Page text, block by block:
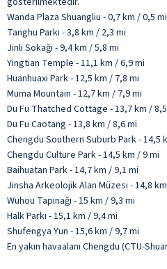
Wanda Plaza Shuangliu - 0,7 km / 0,5 mi
Tanghu Parkı - 3,8 km / 2,3 mi
Jinli Sokağı - 9,4 km / 5,8 mi
Yingtian Temple - 11,1 km / 6,9 mi
Huanhuaxi Park - 12,5 km / 7,8 mi
Muma Mountain - 12,7 km / 7,9 mi
Du Fu Thatched Cottage - 13,7 km /
Du Fu Caotang - 13,8 km / 8,6 mi
Chengdu Southern Suburb Park - 14,5
Chengdu Culture Park - 14,5 km / 9 mi
Baihuatan Park - 14,7 km / 9,1 mi
Jinsha Arkeolojik Alan Müzesi - 14,8
Wuhou Tapınağı - 15 km / 9,3 mi
Halk Parkı - 15,1 km / 9,4 mi
Shufengya Yun - 15,6 km / 9,7 mi
En yakın havaalanı Chengdu (CTU-